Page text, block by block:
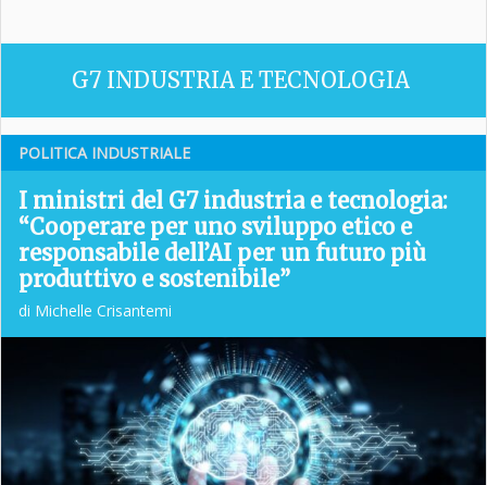
G7 INDUSTRIA E TECNOLOGIA
POLITICA INDUSTRIALE
I ministri del G7 industria e tecnologia:
“Cooperare per uno sviluppo etico e
responsabile dell’AI per un futuro più
produttivo e sostenibile”
di Michelle Crisantemi